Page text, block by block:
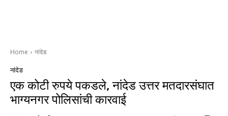
Home नांदेड
नांदेड
एक कोटी रुपये पकडले, नांदेड उत्तर मतदारसंघात
भाग्यनगर पोलिसांची कारवाई